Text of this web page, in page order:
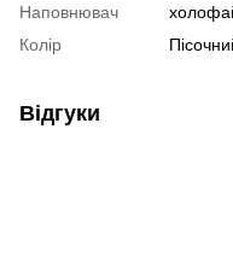
Наповнювач
Колір
Відгуки